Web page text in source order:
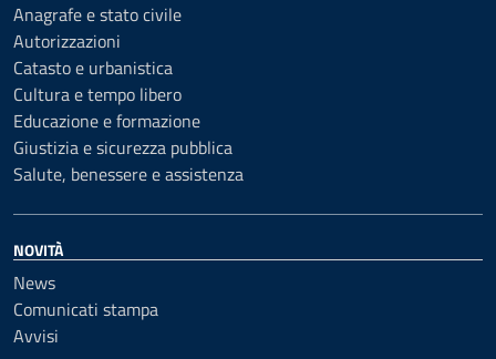
Anagrafe e stato civile
Autorizzazioni
Catasto e urbanistica
Cultura e tempo libero
Educazione e formazione
Giustizia e sicurezza pubblica
Salute, benessere e assistenza
NOVITÀ
News
Comunicati stampa
Avvisi